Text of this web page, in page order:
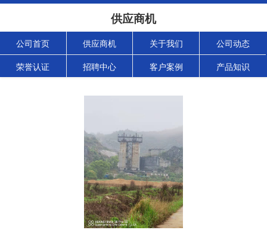
供应商机
公司首页 供应商机 关于我们 公司动态
荣誉认证 招聘中心 客户案例 产品知识